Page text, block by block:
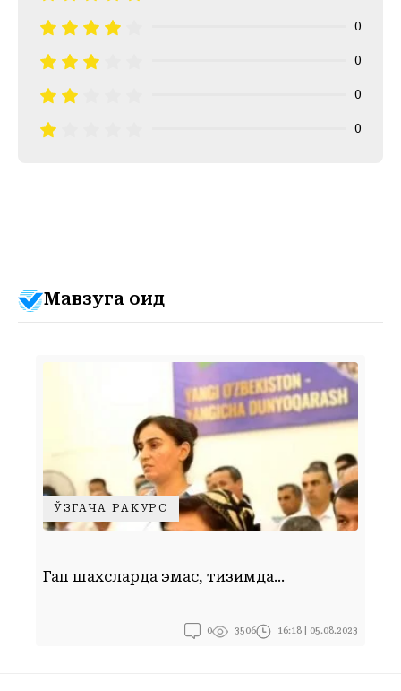
0
0
0
0
Мавзуга оид
ЎЗГАЧА РАКУРС
Гап шахсларда эмас, тизимда...
0 3506 16:18 | 05.08.2023